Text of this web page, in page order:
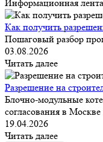
Информационная лента
Как получить
Пошаговый разбор
03.08.2026
Читать далее
Разрешение на
Блочно-модульные
согласования в
19.04.2026
Читать далее